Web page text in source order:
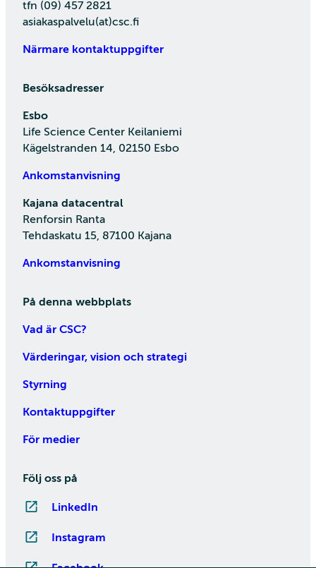
tfn (09) 457 2821
asiakaspalvelu(at)csc.fi
Närmare kontaktuppgifter
Besöksadresser
Esbo
Life Science Center Keilaniemi
Kägelstranden 14, 02150 Esbo
Ankomstanvisning
Kajana datacentral
Renforsin Ranta
Tehdaskatu 15, 87100 Kajana
Ankomstanvisning
På denna webbplats
Vad är CSC?
Värderingar, vision och strategi
Styrning
Kontaktuppgifter
För medier
Följ oss på
LinkedIn
Instagram